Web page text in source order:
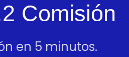
Comisión
en 5 minutos.